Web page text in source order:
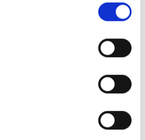
og dufter. Cirka 3-5 minutter.
til panden. Bland godt og
og tomat paste. Svits ved